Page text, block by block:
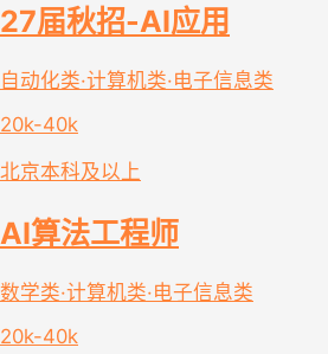
27届秋招-AI应用
自动化类·计算机类·电子信息类
20k-40k
北京本科及以上
AI算法工程师
数学类·计算机类·电子信息类
20k-40k